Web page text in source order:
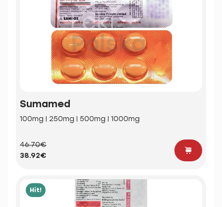
Sumamed
100mg | 250mg | 500mg | 1000mg
46.70€
38.92€
Hit!